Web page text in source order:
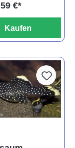
€*
Kaufen
5 Sternen